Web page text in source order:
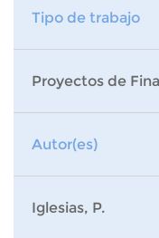
Tipo de trabajo
Proyectos de
Autor(es)
Iglesias, P.